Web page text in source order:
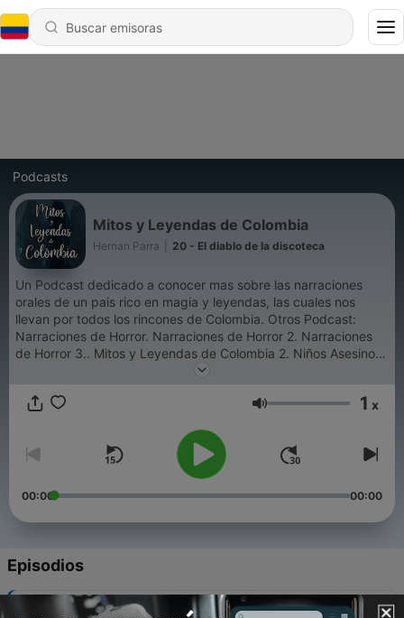
Podcasts
Mitos y Leyendas de Colombia
Hernan Parra 20 - El diablo de la discoteca
Un Podcast dedicado a conocer mas sobre las narraciones
orales de un pais rico en magia y leyendas, las cuales nos
llevan por todos los rincones de Colombia. Otros Podcast:
Narraciones de Horror. Narraciones de Horror 2. Narraciones
de Horror 3.. Mitos y Leyendas de Colombia 2. Niños Asesinos
Top 20: Mejores Videojuegos de Terror
Volumen 1 x
00:00 00:00
Episodios
El diablo de la discoteca